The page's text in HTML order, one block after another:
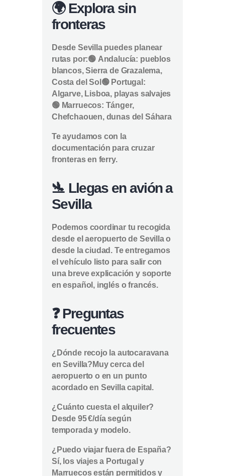
🌍 Explora sin
fronteras
Desde Sevilla puedes planear
rutas por:🟢 Andalucía: pueblos
blancos, Sierra de Grazalema,
Costa del Sol 🟢 Portugal:
Algarve, Lisboa, playas salvajes
🟢 Marruecos: Tánger,
Chefchaouen, dunas del Sáhara
Te ayudamos con la
documentación para cruzar
fronteras en ferry.
🛬 Llegas en avión a
Sevilla
Podemos coordinar tu recogida
desde el aeropuerto de Sevilla o
desde la ciudad. Te entregamos
el vehículo listo para salir con
una breve explicación y soporte
en español, inglés o francés.
❓ Preguntas
frecuentes
¿Dónde recojo la autocaravana
en Sevilla? Muy cerca del
aeropuerto o en un punto
acordado en Sevilla capital.
¿Cuánto cuesta el alquiler?
Desde 95 €/día según
temporada y modelo.
¿Puedo viajar fuera de España?
Sí, los viajes a Portugal y
Marruecos están permitidos y